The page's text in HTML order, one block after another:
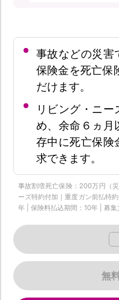
事故などの災害
保険金を死亡保
だけます。
リビング・ニ
め、余命６ヵ月
存中に死亡保険
求できます。
事故割増死亡保険：200万円（
ーズ特約付加｜重度ガン前払特
年 | 保険料払込期間：10年 | 募
無